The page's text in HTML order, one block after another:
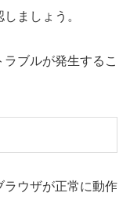
ましょう。
ブルが発生するこ
ラウザが正常に動作